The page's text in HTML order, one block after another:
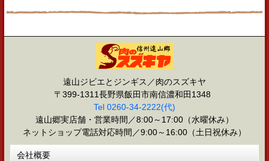
遠山ジビエとジンギス／肉のスズキヤ
〒399-1311長野県飯田市南信濃和田1348
Tel 0260-34-2222(代)
遠山郷実店舗・営業時間／8:00～17:00（水曜休み）
ネットショップ電話対応時間／9:00～16:00（土日祝休み）
会社概要